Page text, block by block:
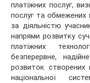
платіжних послуг,
послуг та обмежених
за діяльністю
напрями розвитку
платіжних
безперервне,
розвиток створених
національної